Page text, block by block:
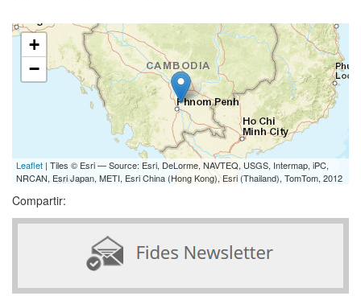
+
−
Leaflet | Tiles © Esri — Source: Esri, DeLorme, NAVTEQ, USGS, Intermap, iPC,
NRCAN, Esri Japan, METI, Esri China (Hong Kong), Esri (Thailand), TomTom, 2012
Compartir: